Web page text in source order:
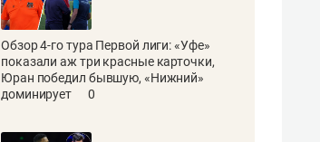
Обзор 4-го тура Первой лиги: «Уфе»
показали аж три красные карточки,
Юран победил бывшую, «Нижний»
доминирует
0